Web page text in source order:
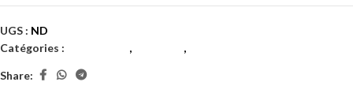
UGS : ND
Catégories :
, ,
Share: